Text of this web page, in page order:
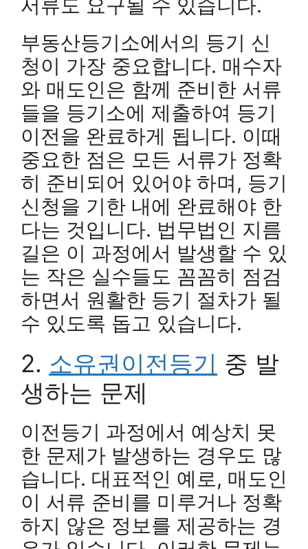
서류도 요구될 수 있습니다.
부동산등기소에서의 등기 신
청이 가장 중요합니다. 매수자
와 매도인은 함께 준비한 서류
들을 등기소에 제출하여 등기
이전을 완료하게 됩니다. 이때
중요한 점은 모든 서류가 정확
히 준비되어 있어야 하며, 등기
신청을 기한 내에 완료해야 한
다는 것입니다. 법무법인 지름
길은 이 과정에서 발생할 수 있
는 작은 실수들도 꼼꼼히 점검
하면서 원활한 등기 절차가 될
수 있도록 돕고 있습니다.
2. 소유권이전등기 중 발
생하는 문제
이전등기 과정에서 예상치 못
한 문제가 발생하는 경우도 많
습니다. 대표적인 예로, 매도인
이 서류 준비를 미루거나 정확
하지 않은 정보를 제공하는 경